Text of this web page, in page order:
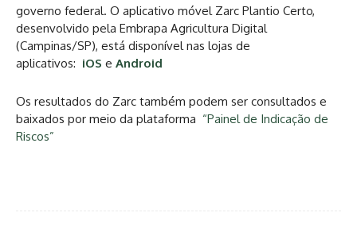
governo federal. O aplicativo móvel Zarc Plantio Certo,
desenvolvido pela Embrapa Agricultura Digital
(Campinas/SP), está disponível nas lojas de
aplicativos: iOS e Android
Os resultados do Zarc também podem ser consultados e
baixados por meio da plataforma “Painel de Indicação de
Riscos”